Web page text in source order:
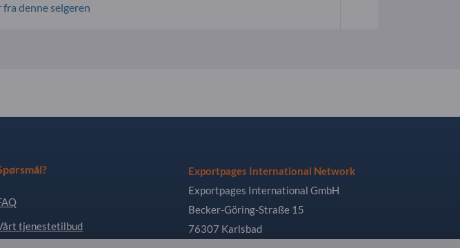
denne selgeren
tjenestetilbud
Exportpages International Network
Exportpages International GmbH
Becker-Göring-Straße 15
76307 Karlsbad